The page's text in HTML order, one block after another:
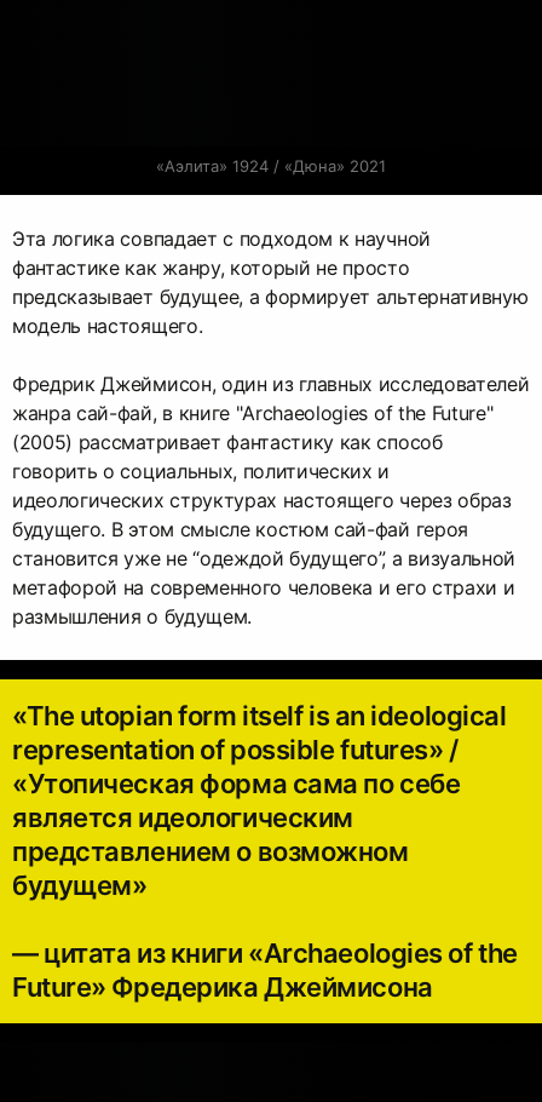
«Аэлита» 1924 / «Дюна» 2021
Эта логика совпадает с подходом к научной
фантастике как жанру, который не просто
предсказывает будущее, а формирует альтернативную
модель настоящего.
Фредрик Джеймисон, один из главных исследователей
жанра сай-фай, в книге "Archaeologies of the Future"
(2005) рассматривает фантастику как способ
говорить о социальных, политических и
идеологических структурах настоящего через образ
будущего. В этом смысле костюм сай-фай героя
становится уже не “одеждой будущего”, а визуальной
метафорой на современного человека и его страхи и
размышления о будущем.
«The utopian form itself is an ideological
representation of possible futures» /
«Утопическая форма сама по себе
является идеологическим
представлением о возможном
будущем»
— цитата из книги «Archaeologies of the
Future» Фредерика Джеймисона